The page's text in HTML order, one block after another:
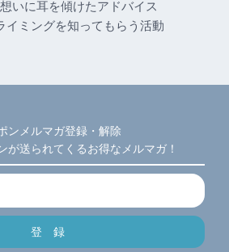
いに耳を傾けたアドバイス
イミングを知ってもらう活動
ンメルマガ登録・解除
が送られてくるお得なメルマガ！